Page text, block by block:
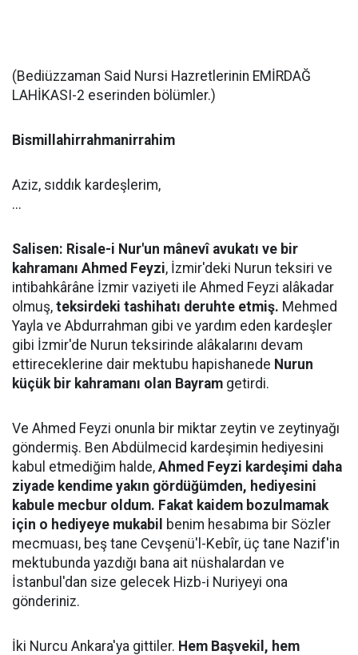
(Bediüzzaman Said Nursi Hazretlerinin EMİRDAĞ
LAHİKASI-2 eserinden bölümler.)
Bismillahirrahmanirrahim
Aziz, sıddık kardeşlerim,
...
Salisen: Risale-i Nur'un mânevî avukatı ve bir
kahramanı Ahmed Feyzi, İzmir'deki Nurun teksiri ve
intibahkârâne İzmir vaziyeti ile Ahmed Feyzi alâkadar
olmuş, teksirdeki tashihatı deruhte etmiş. Mehmed
Yayla ve Abdurrahman gibi ve yardım eden kardeşler
gibi İzmir'de Nurun teksirinde alâkalarını devam
ettireceklerine dair mektubu hapishanede Nurun
küçük bir kahramanı olan Bayram getirdi.
Ve Ahmed Feyzi onunla bir miktar zeytin ve zeytinyağı
göndermiş. Ben Abdülmecid kardeşimin hediyesini
kabul etmediğim halde, Ahmed Feyzi kardeşimi daha
ziyade kendime yakın gördüğümden, hediyesini
kabule mecbur oldum. Fakat kaidem bozulmamak
için o hediyeye mukabil benim hesabıma bir Sözler
mecmuası, beş tane Cevşenü'l-Kebîr, üç tane Nazif'in
mektubunda yazdığı bana ait nüshalardan ve
İstanbul'dan size gelecek Hizb-i Nuriyeyi ona
gönderiniz.
İki Nurcu Ankara'ya gittiler. Hem Başvekil, hem